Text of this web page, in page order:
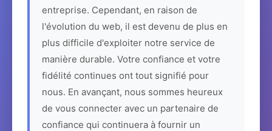
entreprise. Cependant, en raison de
l'évolution du web, il est devenu de plus en
plus difficile d'exploiter notre service de
manière durable. Votre confiance et votre
fidélité continues ont tout signifié pour
nous. En avançant, nous sommes heureux
de vous connecter avec un partenaire de
confiance qui continuera à fournir un